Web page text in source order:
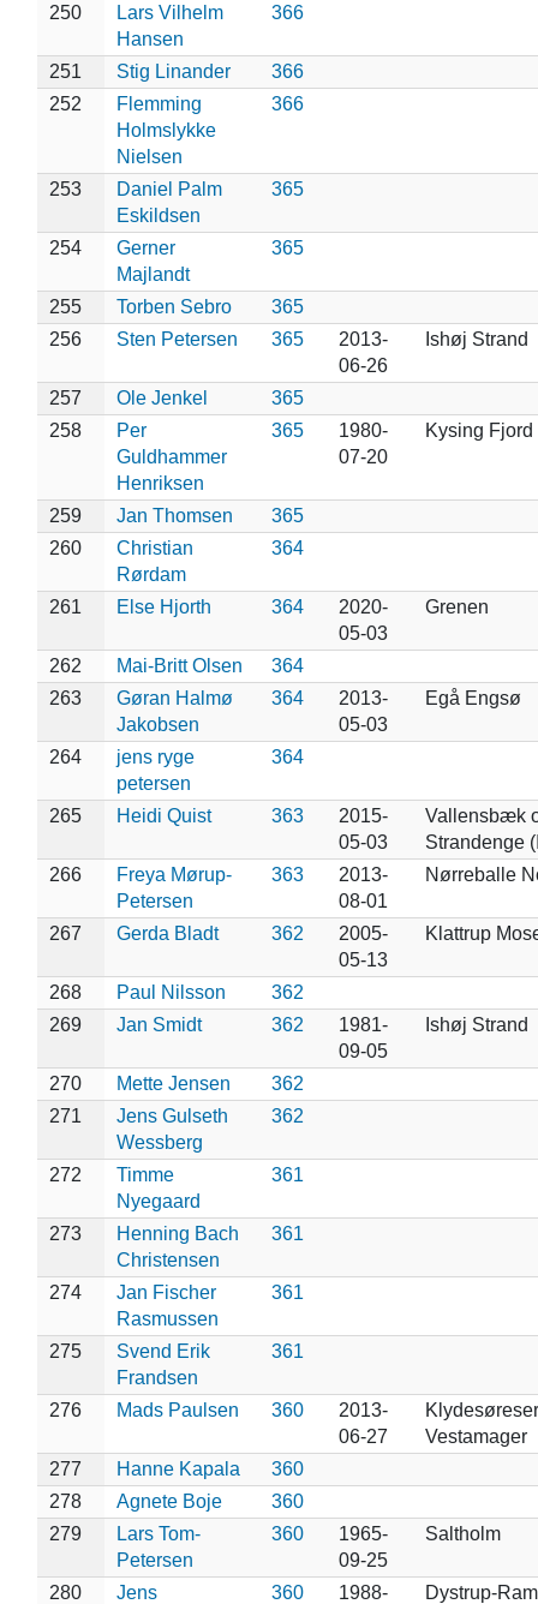
250
Lars Vilhelm
Hansen
366
251 Stig Linander
366
252
Flemming
Holmslykke
Nielsen
366
253
Daniel Palm
Eskildsen
365
254
Gerner
Majlandt
365
255 Torben Sebro
365
256
Sten Petersen 365
2013-
06-26
Ishøj Strand
257 Ole Jenkel
365
258
Per
Guldhammer
Henriksen
365
1980-
07-20
Kysing Fjord
259 Jan Thomsen
365
260
Christian
Rørdam
364
261 Else Hjorth 364
2020-
05-03
Grenen
262 Mai-Britt Olsen
364
263
Gøran Halmø
Jakobsen
364
2013-
05-03
Egå Engsø
264
jens ryge
petersen
364
265 Heidi Quist 363
2015-
05-03
Vallensbæk
Strandenge
266
Freya Mørup-
Petersen
363
2013-
08-01
Nørreballe
267 Gerda Bladt 362
2005-
05-13
Klattrup
268 Paul Nilsson
362
269
Jan Smidt 362
1981-
09-05
Ishøj Strand
270 Mette Jensen
362
271
Jens Gulseth
Wessberg
362
272
Timme
Nyegaard
361
273
Henning Bach
Christensen
361
274
Jan Fischer
Rasmussen
361
275
Svend Erik
Frandsen
361
276 Mads Paulsen 360
2013-
06-27
Vestamager
277
Hanne Kapala
360
278
Agnete Boje
360
279
Lars Tom-
Petersen
360
1965-
09-25
Saltholm
280
Jens
360
1988-
Dystrup-